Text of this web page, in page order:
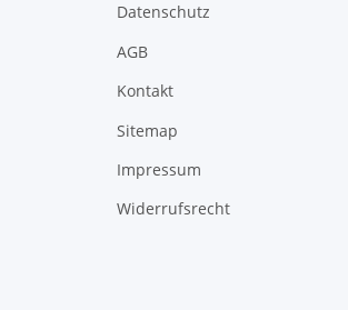
Datenschutz
AGB
Kontakt
Sitemap
Impressum
Widerrufsrecht